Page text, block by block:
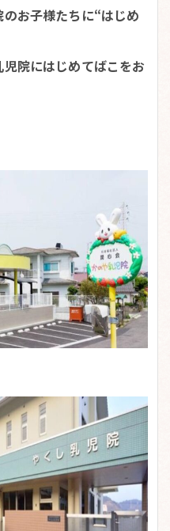
お子様たちに“はじめ
院にはじめてばこをお